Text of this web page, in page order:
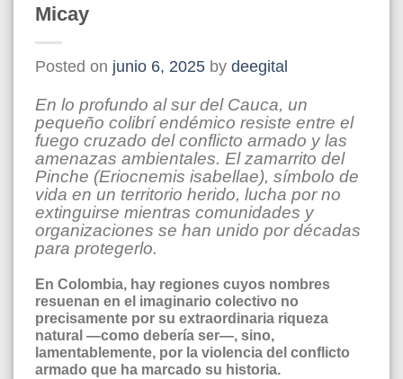
Micay
Posted on junio 6, 2025 by deegital
En lo profundo al sur del Cauca, un
pequeño colibrí endémico resiste entre el
fuego cruzado del conflicto armado y las
amenazas ambientales. El zamarrito del
Pinche (Eriocnemis isabellae), símbolo de
vida en un territorio herido, lucha por no
extinguirse mientras comunidades y
organizaciones se han unido por décadas
para protegerlo.
En Colombia, hay regiones cuyos nombres
resuenan en el imaginario colectivo no
precisamente por su extraordinaria riqueza
natural —como debería ser—, sino,
lamentablemente, por la violencia del conflicto
armado que ha marcado su historia.